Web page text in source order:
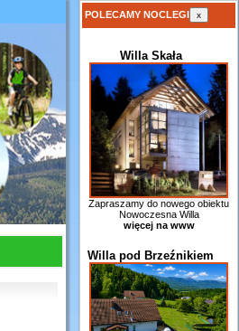
POLECAMY NOCLEGI x
Willa Skała
Zapraszamy do nowego obiektu
Nowoczesna Willa
więcej na www
Willa pod Brzeźnikiem